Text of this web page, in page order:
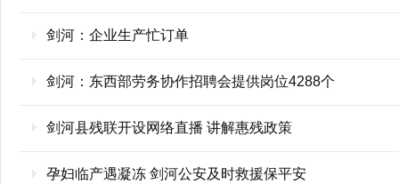
剑河：企业生产忙订单
剑河：东西部劳务协作招聘会提供岗位4288个
剑河县残联开设网络直播 讲解惠残政策
孕妇临产遇凝冻 剑河公安及时救援保平安